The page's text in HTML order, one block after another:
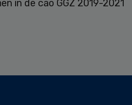
in de cao GGZ 2019-2021